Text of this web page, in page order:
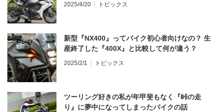
2025/4/20 トピックス
新型『NX400』ってバイク初心者向けなの？ 生
産終了した『400X』と比較して何が違う？
2025/2/1 トピックス
ツーリング好きの私が年甲斐もなく『峠の走
り』に夢中になってしまったバイクの話